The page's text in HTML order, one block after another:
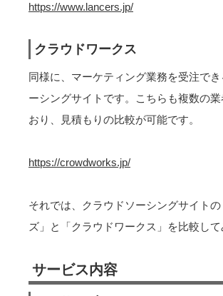
https://www.lancers.jp/
クラウドワークス
同様に、マーケティング業務を受注で
ーシングサイトです。こちらも複数の
おり、見積もりの比較が可能です。
https://crowdworks.jp/
それでは、クラウドソーシングサイト
ズ」と「クラウドワークス」を比較して
サービス内容